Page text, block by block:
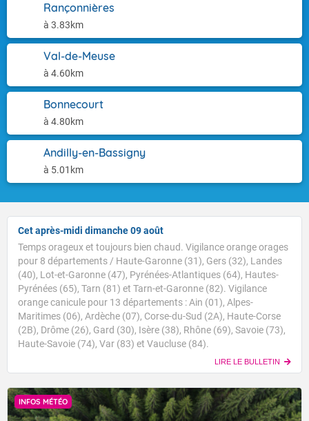
Rançonnières
à 3.83km
Val-de-Meuse
à 4.60km
Bonnecourt
à 4.80km
Andilly-en-Bassigny
à 5.01km
Cet après-midi dimanche 09 août
Temps orageux et toujours bien chaud. Vigilance orange orages
pour 8 départements / Haute-Garonne (31), Gers (32), Landes
(40), Lot-et-Garonne (47), Pyrénées-Atlantiques (64), Hautes-
Pyrénées (65), Tarn (81) et Tarn-et-Garonne (82). Vigilance
orange canicule pour 13 départements : Ain (01), Alpes-
Maritimes (06), Ardèche (07), Corse-du-Sud (2A), Haute-Corse
(2B), Drôme (26), Gard (30), Isère (38), Rhône (69), Savoie (73),
Haute-Savoie (74), Var (83) et Vaucluse (84).
LIRE LE BULLETIN
INFOS MÉTÉO